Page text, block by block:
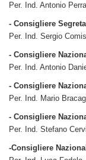
Per. Ind. Antonio Perra
- Consigliere
Per. Ind. Sergio
- Consigliere
Per. Ind. Antonio
- Consigliere
Per. Ind. Mario
- Consigliere
Per. Ind. Stefano Cervi
-Consigliere